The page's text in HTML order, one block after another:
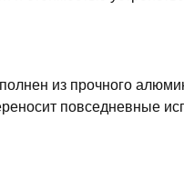
из прочного
повседневные